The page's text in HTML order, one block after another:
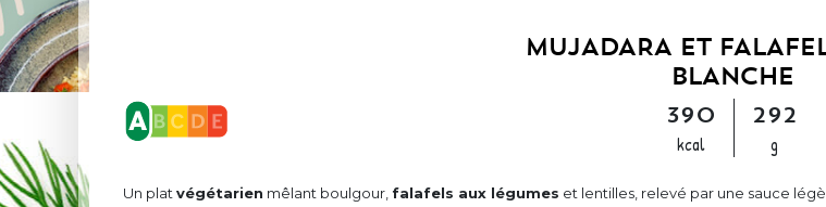
MUJADARA ET
BLANCHE
390
kcal
292
g
Un plat végétarien mêlant boulgour, falafels aux légumes et lentilles, relevé par une sauce